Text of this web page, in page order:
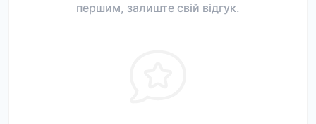
першим, залиште свій відгук.